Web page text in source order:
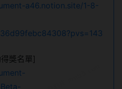
a46.notion.site/1-8-
獎名單]